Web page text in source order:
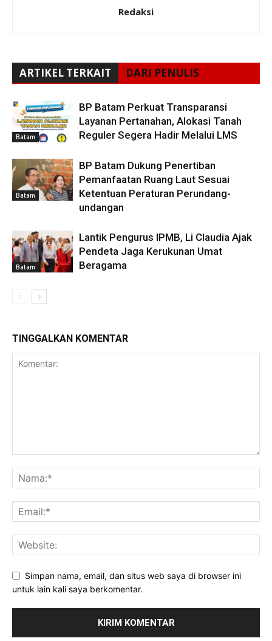
Redaksi
ARTIKEL TERKAIT DARI PENULIS
Batam
BP Batam Perkuat Transparansi
Layanan Pertanahan, Alokasi Tanah
Reguler Segera Hadir Melalui LMS
Batam
BP Batam Dukung Penertiban
Pemanfaatan Ruang Laut Sesuai
Ketentuan Peraturan Perundang-
undangan
Batam
Lantik Pengurus IPMB, Li Claudia Ajak
Pendeta Jaga Kerukunan Umat
Beragama
TINGGALKAN KOMENTAR
Simpan nama, email, dan situs web saya di browser ini
untuk lain kali saya berkomentar.